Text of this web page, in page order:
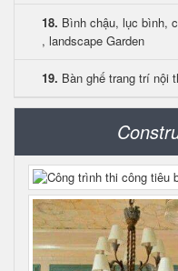
18. Bình chậu, lục bình,
, landscape Garden
19. Bàn ghế trang trí nội